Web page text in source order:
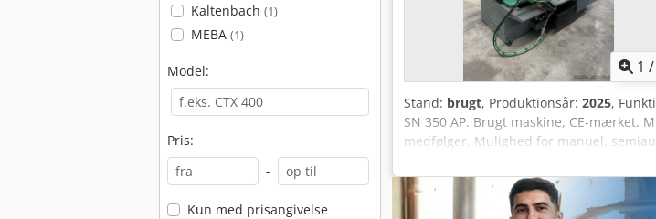
Kaltenbach (1)
MEBA (1)
Model:
Pris:
-
Kun med prisangivelse
1 /
Stand: brugt, Produktionsår: 2025,
SN 350 AP. Brugt maskine, CE-mærket.
medfølger. Mulighed for manuel,
Klemmeåbning: 350 mm Rundt snit ved
45° (højre): 250 mm Rundt snit ved 60°